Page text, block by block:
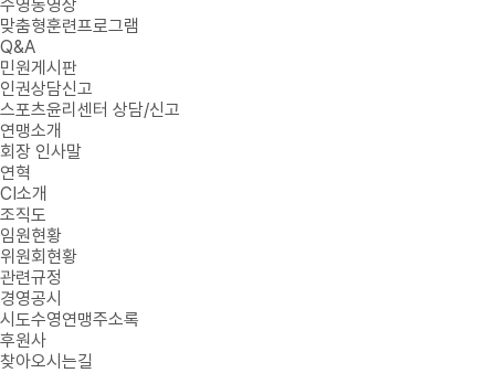
수영동영상
맞춤형훈련프로그램
Q&A
민원게시판
인권상담신고
스포츠윤리센터 상담/신고
연맹소개
회장 인사말
연혁
CI소개
조직도
임원현황
위원회현황
관련규정
경영공시
시도수영연맹주소록
후원사
찾아오시는길